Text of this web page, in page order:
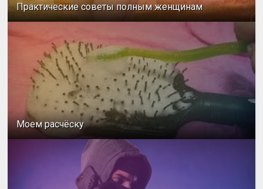
Практические советы полным женщинам
Моем расчёску